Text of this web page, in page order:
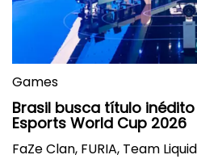
Games
Brasil busca título
Esports World Cup 2026
FaZe Clan, FURIA, Team